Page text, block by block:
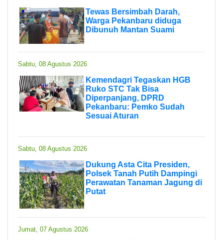
Tewas Bersimbah Darah,
Warga Pekanbaru diduga
Dibunuh Mantan Suami
Sabtu, 08 Agustus 2026
Kemendagri Tegaskan HGB
Ruko STC Tak Bisa
Diperpanjang, DPRD
Pekanbaru: Pemko Sudah
Sesuai Aturan
Sabtu, 08 Agustus 2026
Dukung Asta Cita Presiden,
Polsek Tanah Putih Dampingi
Perawatan Tanaman Jagung di
Putat
Jumat, 07 Agustus 2026